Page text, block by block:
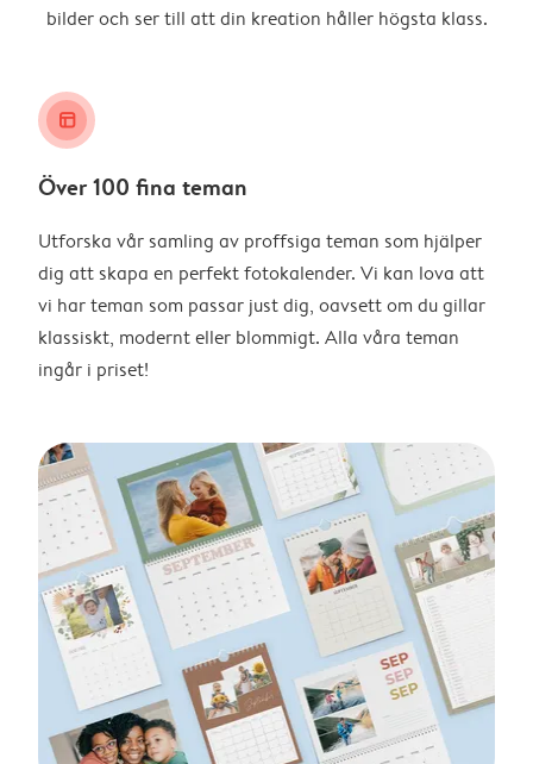
bilder och ser till att din kreation håller högsta klass.
layout_alt
Över 100 fina teman
Utforska vår samling av proffsiga teman som hjälper
dig att skapa en perfekt fotokalender. Vi kan lova att
vi har teman som passar just dig, oavsett om du gillar
klassiskt, modernt eller blommigt. Alla våra teman
ingår i priset!